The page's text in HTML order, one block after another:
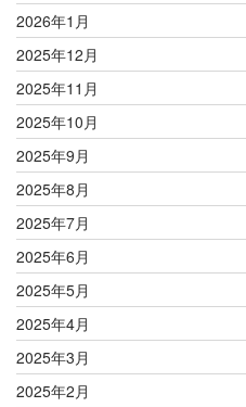
2026年1月
2025年12月
2025年11月
2025年10月
2025年9月
2025年8月
2025年7月
2025年6月
2025年5月
2025年4月
2025年3月
2025年2月